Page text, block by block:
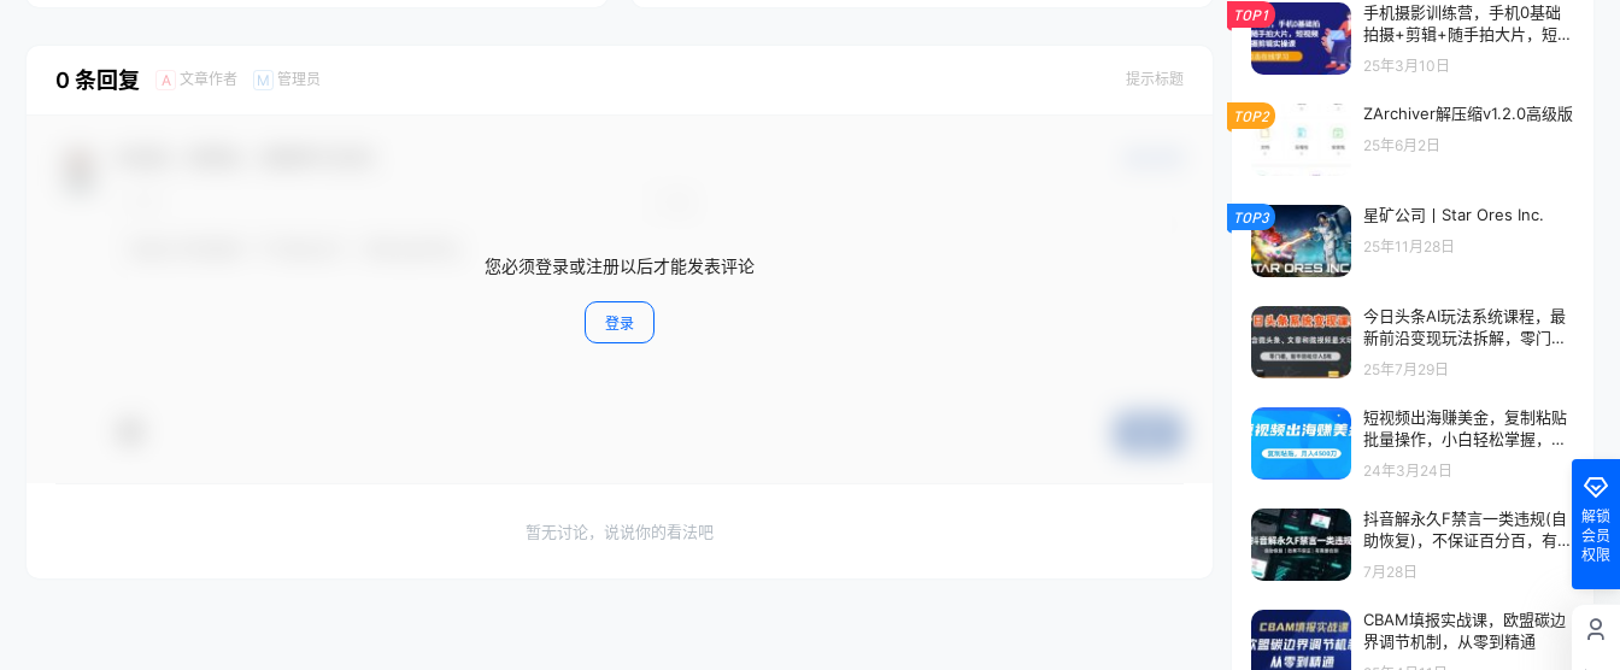
0 条回复 A 文章作者 M 管理员 提示标题
您必须登录或注册以后才能发表评论
登录
暂无讨论，说说你的看法吧
TOP1
手机摄影训练营，手机0基础
拍摄+剪辑+随手拍大片，短视
频拍摄剪辑实操课
25年3月10日
TOP2 ZArchiver解压缩v1.2.0高级版
25年6月2日
TOP3 星矿公司丨Star Ores Inc.
25年11月28日
今日头条AI玩法系统课程，最
新前沿变现玩法拆解，零门
槛，新手轻松日入5张
25年7月29日
短视频出海赚美金，复制粘贴
批量操作，小白轻松掌握，月
入4500美刀【揭秘】
24年3月24日
抖音解永久F禁言一类违规(自
助恢复)，不保证百分百，有需
要自测
7月28日
CBAM填报实战课，欧盟碳边
界调节机制，从零到精通
解锁
会员
权限